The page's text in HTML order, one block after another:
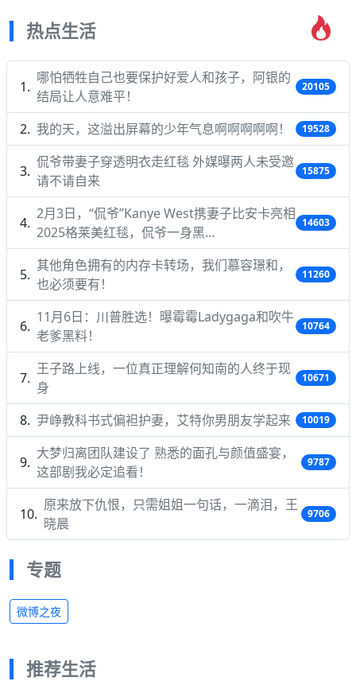
热点生活
哪怕牺牲自己也要保护好爱人和孩子，阿银的
结局让人意难平！
20105
我的天，这溢出屏幕的少年气息啊啊啊啊啊！ 19528
侃爷带妻子穿透明衣走红毯 外媒曝两人未受邀
请不请自来
15875
2月3日，“侃爷”Kanye West携妻子比安卡亮相
2025格莱美红毯，侃爷一身黑…
14603
其他角色拥有的内存卡转场，我们慕容璟和，
也必须要有！
11260
11月6日：川普胜选！曝霉霉Ladygaga和吹牛
老爹黑料！
10764
王子路上线，一位真正理解何知南的人终于现
身
10671
尹峥教科书式偏袒护妻，艾特你男朋友学起来 10019
大梦归离团队建设了 熟悉的面孔与颜值盛宴，
这部剧我必定追看！
9787
原来放下仇恨，只需姐姐一句话，一滴泪，王
晓晨
9706
专题
微博之夜
推荐生活